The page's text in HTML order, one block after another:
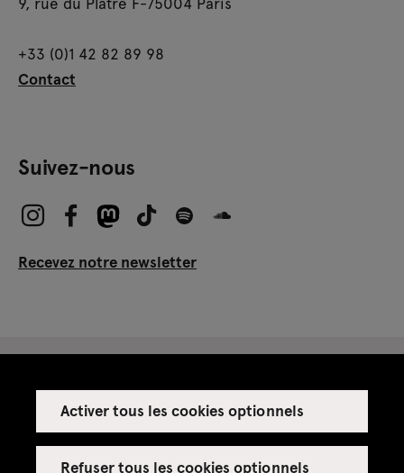
Activer tous les cookies optionnels
Refuser tous les cookies optionnels
+33 (0)1 42 82 89 98
Contact
Suivez-nous
Recevez notre newsletter
Espace presse
Espace enseignant·es